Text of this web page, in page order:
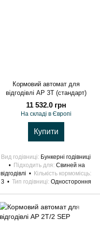
Кормовий автомат для
відгодівлі AP 3T (стандарт)
11 532.0 грн
На складі в Європі
Купити
Вид годівниці Бункерні годівниці
Підходить для Свиней на
відгодівлі
Кількість кормомісць
3
Тип годівниці Одностороння